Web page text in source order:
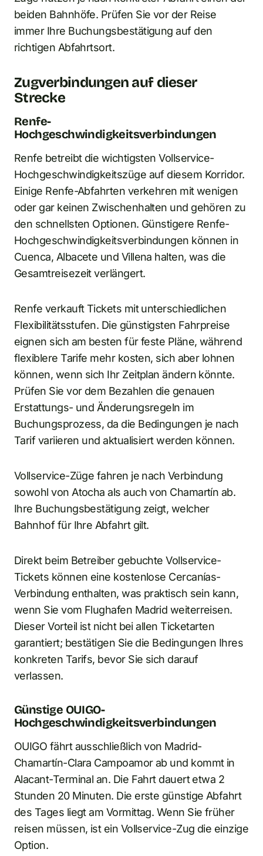
beiden Bahnhöfe. Prüfen Sie vor der Reise
immer Ihre Buchungsbestätigung auf den
richtigen Abfahrtsort.
Zugverbindungen auf dieser
Strecke
Renfe-
Hochgeschwindigkeitsverbindungen
Renfe betreibt die wichtigsten Vollservice-
Hochgeschwindigkeitszüge auf diesem Korridor.
Einige Renfe-Abfahrten verkehren mit wenigen
oder gar keinen Zwischenhalten und gehören zu
den schnellsten Optionen. Günstigere Renfe-
Hochgeschwindigkeitsverbindungen können in
Cuenca, Albacete und Villena halten, was die
Gesamtreisezeit verlängert.
Renfe verkauft Tickets mit unterschiedlichen
Flexibilitätsstufen. Die günstigsten Fahrpreise
eignen sich am besten für feste Pläne, während
flexiblere Tarife mehr kosten, sich aber lohnen
können, wenn sich Ihr Zeitplan ändern könnte.
Prüfen Sie vor dem Bezahlen die genauen
Erstattungs- und Änderungsregeln im
Buchungsprozess, da die Bedingungen je nach
Tarif variieren und aktualisiert werden können.
Vollservice-Züge fahren je nach Verbindung
sowohl von Atocha als auch von Chamartín ab.
Ihre Buchungsbestätigung zeigt, welcher
Bahnhof für Ihre Abfahrt gilt.
Direkt beim Betreiber gebuchte Vollservice-
Tickets können eine kostenlose Cercanías-
Verbindung enthalten, was praktisch sein kann,
wenn Sie vom Flughafen Madrid weiterreisen.
Dieser Vorteil ist nicht bei allen Ticketarten
garantiert; bestätigen Sie die Bedingungen Ihres
konkreten Tarifs, bevor Sie sich darauf
verlassen.
Günstige OUIGO-
Hochgeschwindigkeitsverbindungen
OUIGO fährt ausschließlich von Madrid-
Chamartín-Clara Campoamor ab und kommt in
Alacant-Terminal an. Die Fahrt dauert etwa 2
Stunden 20 Minuten. Die erste günstige Abfahrt
des Tages liegt am Vormittag. Wenn Sie früher
reisen müssen, ist ein Vollservice-Zug die einzige
Option.